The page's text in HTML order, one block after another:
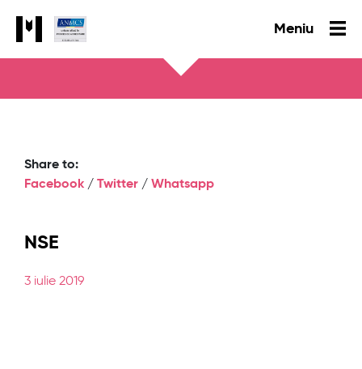
Meniu
Share to:
Facebook / Twitter / Whatsapp
NSE
3 iulie 2019